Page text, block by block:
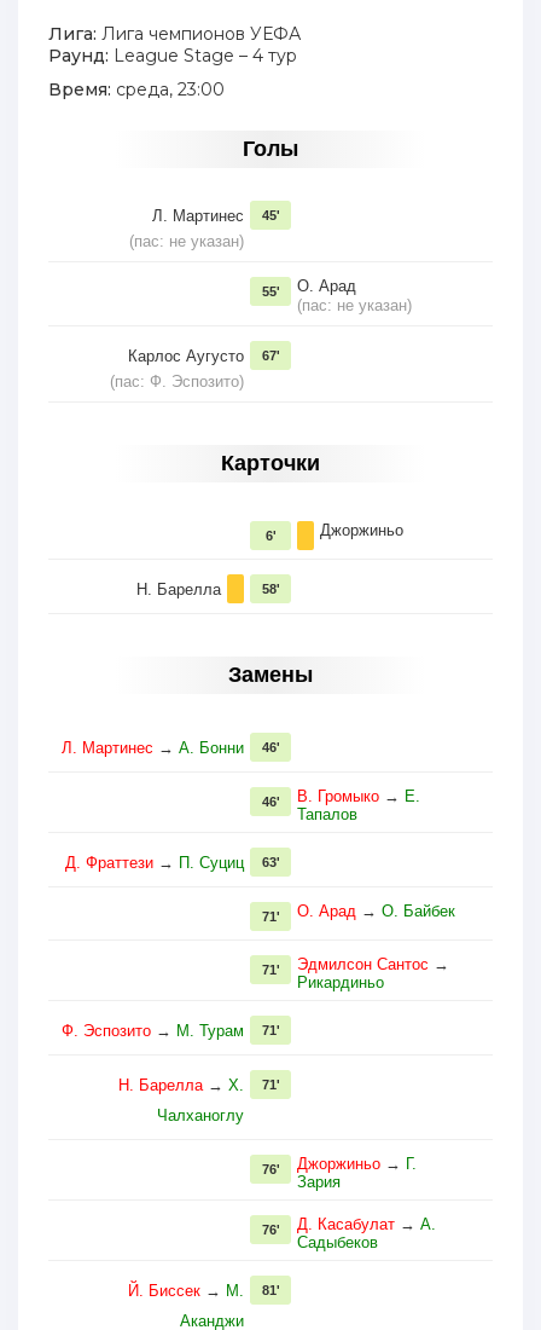
Лига: Лига чемпионов УЕФА
Раунд: League Stage – 4 тур
Время: среда, 23:00
Голы
Л. Мартинес
(пас: не указан)
45'
О. Арад
(пас: не указан)
55'
Карлос Аугусто
(пас: Ф. Эспозито)
67'
Карточки
Джоржиньо
6'
Н. Барелла 58'
Замены
Л. Мартинес → А. Бонни 46'
В. Громыко → Е.
Тапалов
46'
Д. Фраттези → П. Суциц 63'
О. Арад → О. Байбек
71'
Эдмилсон Сантос →
Рикардиньо
71'
Ф. Эспозито → М. Турам 71'
Н. Барелла→ Х.
Чалханоглу
71'
Джоржиньо → Г.
Зария
76'
Д. Касабулат → А.
Садыбеков
76'
Й. Биссек → М.
Аканджи
81'